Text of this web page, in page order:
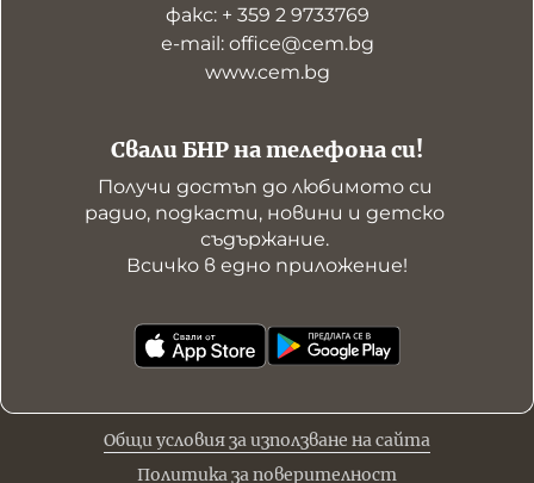
Свали БНР на телефона си!
Получи достъп до любимото си
радио, подкасти, новини и детско
съдържание.
Всичко в едно приложение!
факс: + 359 2 9733769
е-mail: office@cem.bg
www.cem.bg
Общи условия за използване на сайта
Политика за поверителност